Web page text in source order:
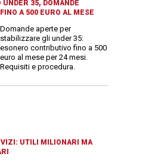
UNDER 35, DOMANDE
A 500 EURO AL MESE
Domande aperte per
stabilizzare gli under 35:
esonero contributivo fino a 500
euro al mese per 24 mesi.
Requisiti e procedura.
UTILI MILIONARI MA